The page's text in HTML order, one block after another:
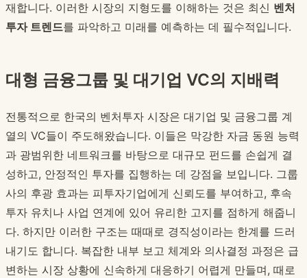
재합니다. 이러한 시장의 지형도를 이해하는 것은 최신 벤처
투자 트렌드를 파악하고 미래를 예측하는 데 필수적입니다.
대형 금융그룹 및 대기업 VC의 지배력
전통적으로 한국의 벤처투자 시장은 대기업 및 금융그룹 계
열의 VC들이 주도해왔습니다. 이들은 막강한 자금 동원 능력
과 광범위한 네트워크를 바탕으로 대규모 펀드를 손쉽게 결
성하고, 안정적인 투자를 집행하는 데 강점을 보입니다. 그룹
사의 후광 효과는 피투자기업에게 신뢰도를 부여하고, 후속
투자 유치나 사업 연계에 있어 유리한 고지를 점하게 해줍니
다. 하지만 이러한 구조는 때때로 경직성이라는 한계를 드러
내기도 합니다. 복잡한 내부 보고 체계와 의사결정 과정은 급
변하는 시장 상황에 신속하게 대응하기 어렵게 만들며, 때로